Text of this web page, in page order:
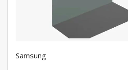
Samsung